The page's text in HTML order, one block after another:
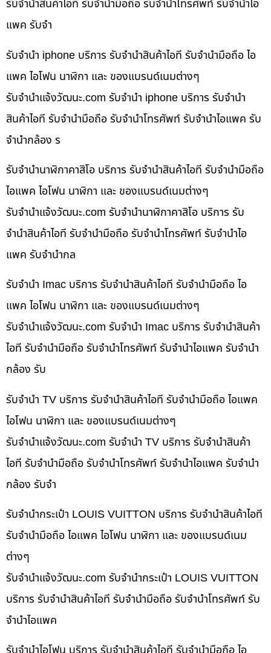
รับจำนำสินค้าไอที รับจำนำมือถือ รับจำนำโทรศัพท์ รับจำนำไอ
แพค รับจำ
รับจำนำ iphone บริการ รับจำนำสินค้าไอที รับจำนำมือถือ ไอ
แพค ไอโฟน นาฬิกา และ ของแบรนด์เนมต่างๆ
รับจํานําแจ้งวัฒนะ.com รับจำนำ iphone บริการ รับจำนำ
สินค้าไอที รับจำนำมือถือ รับจำนำโทรศัพท์ รับจำนำไอแพค รับ
จำนำกล้อง ร
รับจำนำนาฬิกาคาสิโอ บริการ รับจำนำสินค้าไอที รับจำนำมือถือ
ไอแพค ไอโฟน นาฬิกา และ ของแบรนด์เนมต่างๆ
รับจํานําแจ้งวัฒนะ.com รับจำนำนาฬิกาคาสิโอ บริการ รับ
จำนำสินค้าไอที รับจำนำมือถือ รับจำนำโทรศัพท์ รับจำนำไอ
แพค รับจำนำกล
รับจำนำ Imac บริการ รับจำนำสินค้าไอที รับจำนำมือถือ ไอ
แพค ไอโฟน นาฬิกา และ ของแบรนด์เนมต่างๆ
รับจํานําแจ้งวัฒนะ.com รับจำนำ Imac บริการ รับจำนำสินค้า
ไอที รับจำนำมือถือ รับจำนำโทรศัพท์ รับจำนำไอแพค รับจำนำ
กล้อง รับ
รับจำนำ TV บริการ รับจำนำสินค้าไอที รับจำนำมือถือ ไอแพค
ไอโฟน นาฬิกา และ ของแบรนด์เนมต่างๆ
รับจํานําแจ้งวัฒนะ.com รับจำนำ TV บริการ รับจำนำสินค้า
ไอที รับจำนำมือถือ รับจำนำโทรศัพท์ รับจำนำไอแพค รับจำนำ
กล้อง รับจำ
รับจำนำกระเป๋า LOUIS VUITTON บริการ รับจำนำสินค้าไอที
รับจำนำมือถือ ไอแพค ไอโฟน นาฬิกา และ ของแบรนด์เนม
ต่างๆ
รับจํานําแจ้งวัฒนะ.com รับจำนำกระเป๋า LOUIS VUITTON
บริการ รับจำนำสินค้าไอที รับจำนำมือถือ รับจำนำโทรศัพท์ รับ
จำนำไอแพค